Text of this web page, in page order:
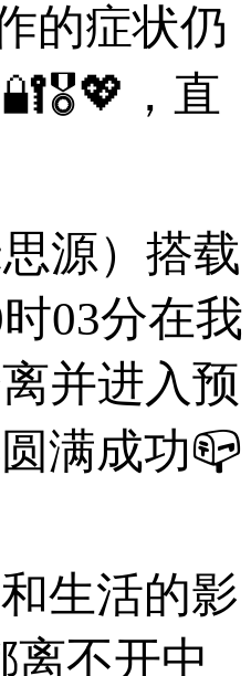
的症状仍
，直
源）搭载
03分在我
并进入预
满成功📪
生活的影
离不开中